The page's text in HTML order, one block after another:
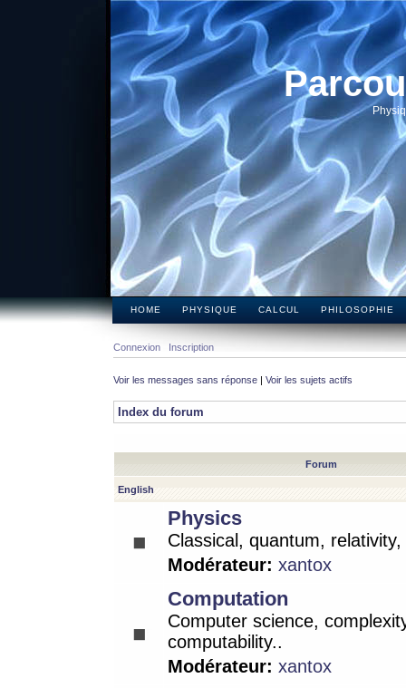
HOME PHYSIQUE CALCUL PHILOSOPHIE
Connexion Inscription
Voir les messages sans réponse | Voir les sujets actifs
Index du forum
Forum
English
Physics
Classical, quantum,
Modérateur: xantox
Computation
Computer science,
computability..
Modérateur: xantox